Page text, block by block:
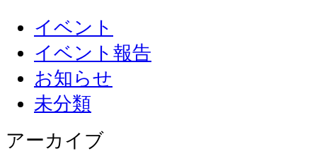
イベント
イベント報告
お知らせ
未分類
アーカイブ